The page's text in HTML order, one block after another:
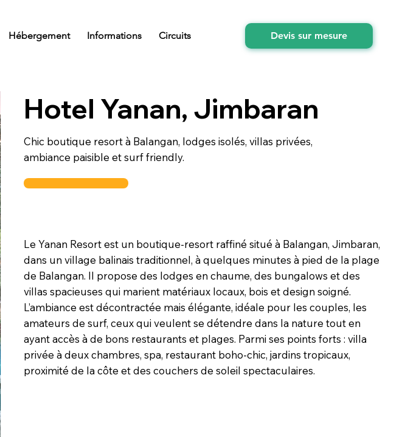
Hébergement Informations Circuits Devis sur mesure
Hotel Yanan, Jimbaran
Chic boutique resort à Balangan, lodges isolés, villas privées,
ambiance paisible et surf friendly.
Le Yanan Resort est un boutique-resort raffiné situé à Balangan, Jimbaran,
dans un village balinais traditionnel, à quelques minutes à pied de la plage
de Balangan. Il propose des lodges en chaume, des bungalows et des
villas spacieuses qui marient matériaux locaux, bois et design soigné.
L’ambiance est décontractée mais élégante, idéale pour les couples, les
amateurs de surf, ceux qui veulent se détendre dans la nature tout en
ayant accès à de bons restaurants et plages. Parmi ses points forts : villa
privée à deux chambres, spa, restaurant boho-chic, jardins tropicaux,
proximité de la côte et des couchers de soleil spectaculaires.